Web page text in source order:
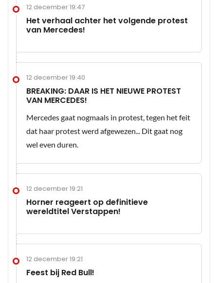
12 december 19:47
Het verhaal achter het volgende protest
van Mercedes!
12 december 19:40
BREAKING: DAAR IS HET NIEUWE PROTEST
VAN MERCEDES!
Mercedes gaat nogmaals in protest, tegen het feit
dat haar protest werd afgewezen... Dit gaat nog
wel even duren.
12 december 19:21
Horner reageert op definitieve
wereldtitel Verstappen!
12 december 19:21
Feest bij Red Bull!